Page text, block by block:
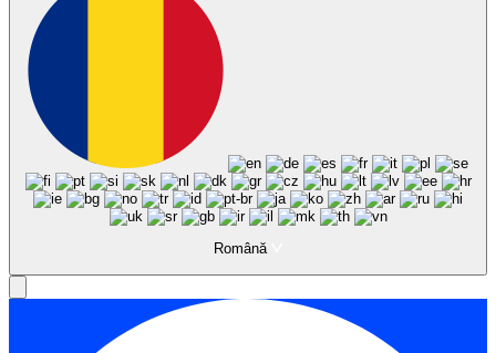
Română